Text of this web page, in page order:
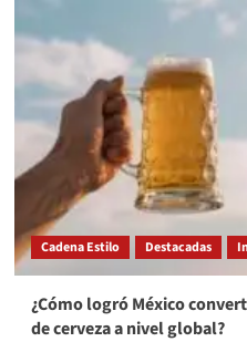
Cadena Estilo Destacadas
¿Cómo logró México
de cerveza a nivel global?